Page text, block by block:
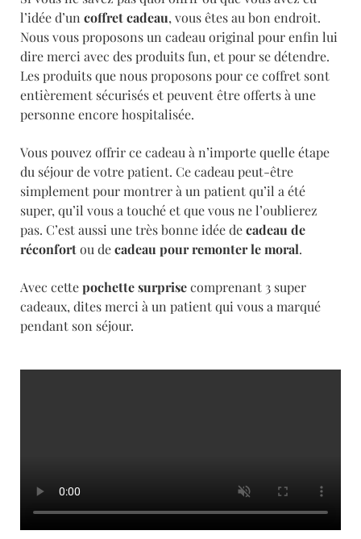
l’idée d’un coffret cadeau, vous êtes au bon endroit.
Nous vous proposons un cadeau original pour enfin lui
dire merci avec des produits fun, et pour se détendre.
Les produits que nous proposons pour ce coffret sont
entièrement sécurisés et peuvent être offerts à une
personne encore hospitalisée.
Vous pouvez offrir ce cadeau à n’importe quelle étape
du séjour de votre patient. Ce cadeau peut-être
simplement pour montrer à un patient qu’il a été
super, qu’il vous a touché et que vous ne l’oublierez
pas. C’est aussi une très bonne idée decadeau de
réconfortou decadeau pour remonter le moral.
Avec cettepochette surprisecomprenant 3 super
cadeaux, dites merci à un patient qui vous a marqué
pendant son séjour.